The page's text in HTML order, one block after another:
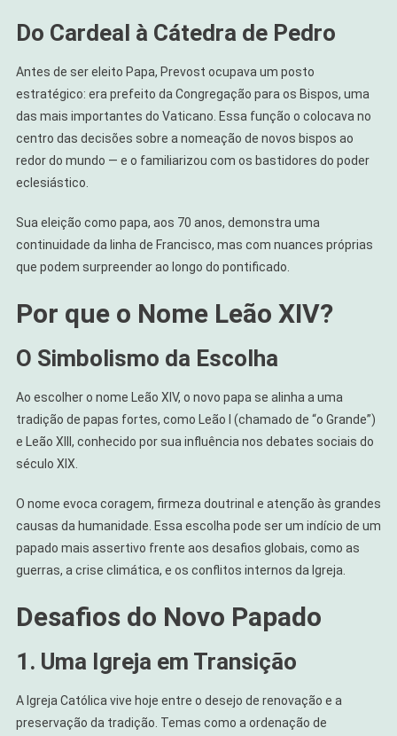
Do Cardeal à Cátedra de Pedro
Antes de ser eleito Papa, Prevost ocupava um posto
estratégico: era prefeito da Congregação para os Bispos, uma
das mais importantes do Vaticano. Essa função o colocava no
centro das decisões sobre a nomeação de novos bispos ao
redor do mundo — e o familiarizou com os bastidores do poder
eclesiástico.
Sua eleição como papa, aos 70 anos, demonstra uma
continuidade da linha de Francisco, mas com nuances próprias
que podem surpreender ao longo do pontificado.
Por que o Nome Leão XIV?
O Simbolismo da Escolha
Ao escolher o nome Leão XIV, o novo papa se alinha a uma
tradição de papas fortes, como Leão I (chamado de “o Grande”)
e Leão XIII, conhecido por sua influência nos debates sociais do
século XIX.
O nome evoca coragem, firmeza doutrinal e atenção às grandes
causas da humanidade. Essa escolha pode ser um indício de um
papado mais assertivo frente aos desafios globais, como as
guerras, a crise climática, e os conflitos internos da Igreja.
Desafios do Novo Papado
1. Uma Igreja em Transição
A Igreja Católica vive hoje entre o desejo de renovação e a
preservação da tradição. Temas como a ordenação de